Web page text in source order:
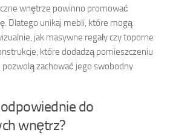
wnętrze powinno promować
Dlatego unikaj mebli, które mogą
jak masywne regały czy toporne
które dodadzą pomieszczeniu
pozwolą zachować jego swobodny
do
wnętrz?